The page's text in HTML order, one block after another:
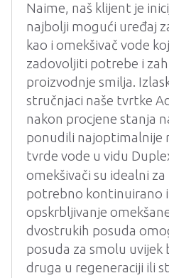
Naime, naš klijent je
najbolji mogući uređaj
kao i omekšivač vode
zadovoljiti potrebe i
proizvodnje smilja.
stručnjaci naše tvrtke
nakon procjene stanja
ponudili najoptimalnije
tvrde vode u vidu
omekšivači su idealni
potrebno kontinuirano
opskrbljivanje
dvostrukih posuda
posuda za smolu uvijek
druga u regeneraciji ili